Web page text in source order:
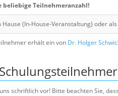
beliebige Teilnehmeranzahl!
Hause (In-House-Veranstaltung) oder als
erhält ein von Dr. Holger
schriftlich vor! Bitte beachten Sie,